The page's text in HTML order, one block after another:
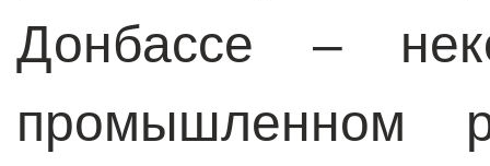
Донбассе –
промышленном